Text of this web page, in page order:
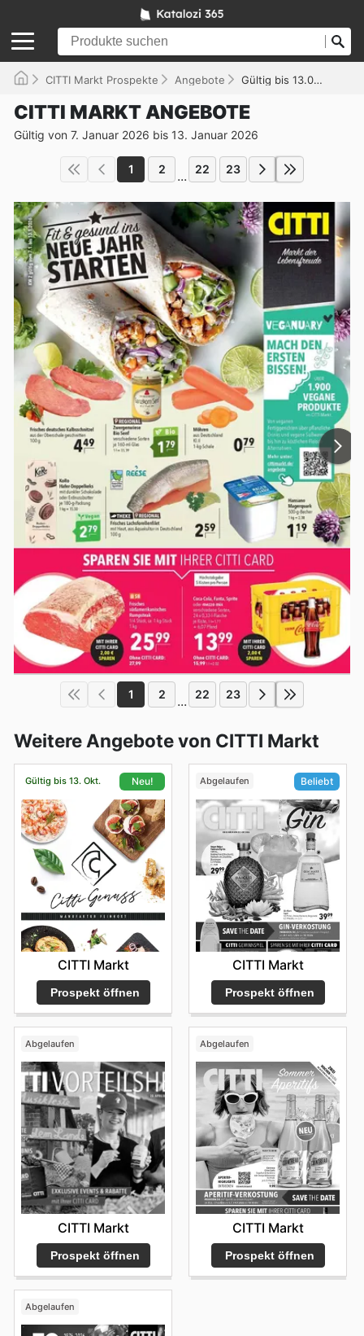
CITTI Markt Prospekte Angebote Gültig bis 13.01.2026
CITTI MARKT ANGEBOTE
Gültig von 7. Januar 2026 bis 13. Januar 2026
1 2 ... 22 23
1 2 ... 22 23
Weitere Angebote von CITTI Markt
Gültig bis 13. Okt. Neu!
CITTI Markt
Prospekt öffnen
Abgelaufen Beliebt
CITTI Markt
Prospekt öffnen
Abgelaufen
CITTI Markt
Prospekt öffnen
Abgelaufen
CITTI Markt
Prospekt öffnen
Abgelaufen